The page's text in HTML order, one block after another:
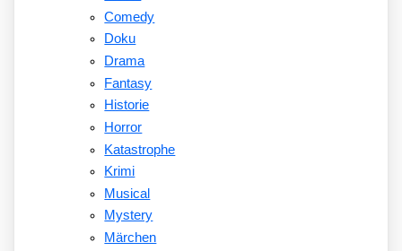
Comedy
Doku
Drama
Fantasy
Historie
Horror
Katastrophe
Krimi
Musical
Mystery
Märchen